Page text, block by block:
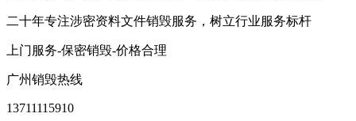
二十年专注涉密资料文件销毁服务，树立行业服务标杆
上门服务-保密销毁-价格合理
广州销毁热线
13711115910